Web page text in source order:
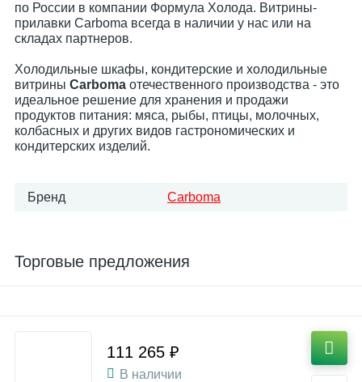
по России в компании Формула Холода. Витрины-
прилавки Carboma всегда в наличии у нас или на
складах партнеров.
Холодильные шкафы, кондитерские и холодильные
витрины Carboma отечественного производства - это
идеальное решение для хранения и продажи
продуктов питания: мяса, рыбы, птицы, молочных,
колбасных и других видов гастрономических и
кондитерских изделий.
Бренд Carboma
Торговые предложения
111 265 ₽
В наличии